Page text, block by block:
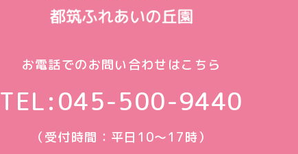
お電話でのお問い合わせはこちら
TEL:045-500-9440
（受付時間：平日10〜17時）